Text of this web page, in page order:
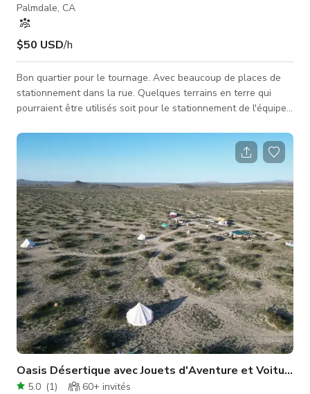
Palmdale, CA
$50 USD/h
Bon quartier pour le tournage. Avec beaucoup de places de
stationnement dans la rue. Quelques terrains en terre qui
pourraient être utilisés soit pour le stationnement de l'équipe
un accès pour camping-cars.
Oasis Désertique avec Jouets d'Aventure et Voitures
5.0 (1) 60+ invités